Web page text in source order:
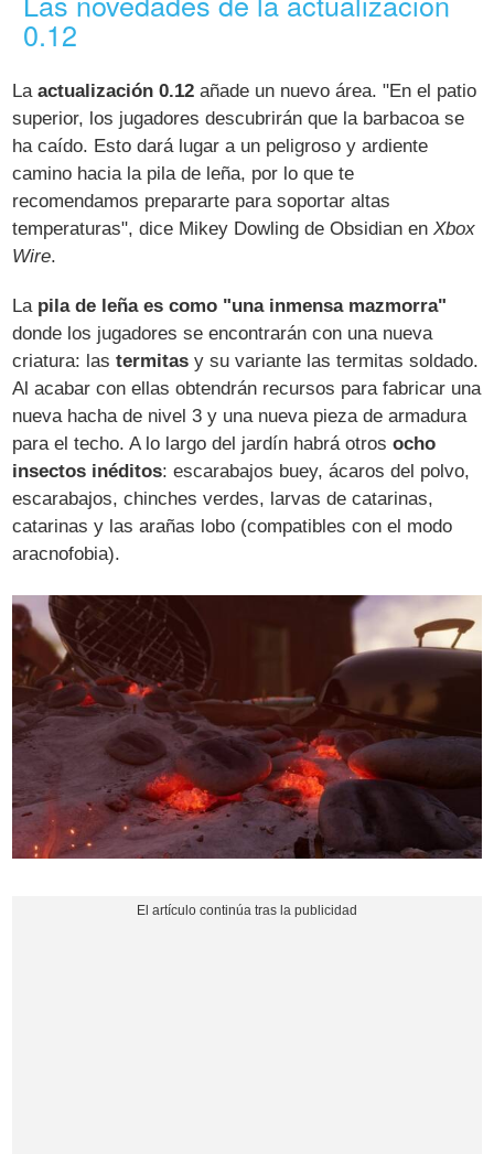
0.12
Laactualización 0.12 añade un nuevo área. "En el patio
superior, los jugadores descubrirán que la barbacoa se
ha caído. Esto dará lugar a un peligroso y ardiente
camino hacia la pila de leña, por lo que te
recomendamos prepararte para soportar altas
temperaturas", dice Mikey Dowling de Obsidian enXbox
Wire.
La pila de leña es como "una inmensa mazmorra"
donde los jugadores se encontrarán con una nueva
criatura: lastermitas y su variante las termitas soldado.
Al acabar con ellas obtendrán recursos para fabricar una
nueva hacha de nivel 3 y una nueva pieza de armadura
para el techo. A lo largo del jardín habrá otrosocho
insectos inéditos: escarabajos buey, ácaros del polvo,
escarabajos, chinches verdes, larvas de catarinas,
catarinas y las arañas lobo (compatibles con el modo
aracnofobia).